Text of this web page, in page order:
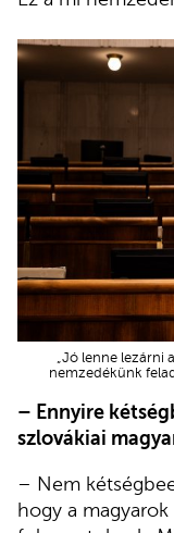
„Jó lenne lezárni
nemzedékünk
– Ennyire
szlovákiai
– Nem
hogy a